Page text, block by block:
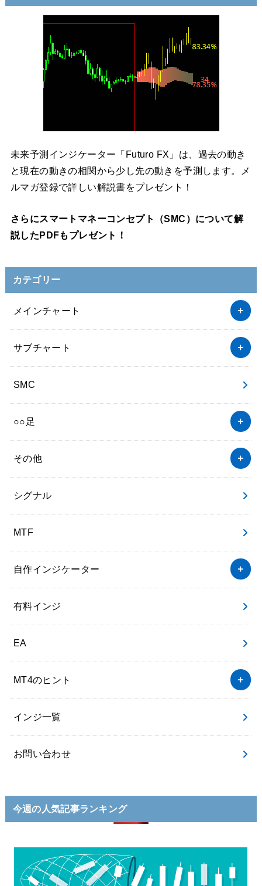
未来予測インジケーター「Futuro FX」は、過去の動き
と現在の動きの相関から少し先の動きを予測します。メ
ルマガ登録で詳しい解説書をプレゼント！
さらにスマートマネーコンセプト（SMC）について解
説したPDFもプレゼント！
カテゴリー
メインチャート
サブチャート
SMC
○○足
その他
シグナル
MTF
自作インジケーター
有料インジ
EA
MT4のヒント
インジ一覧
お問い合わせ
今週の人気記事ランキング